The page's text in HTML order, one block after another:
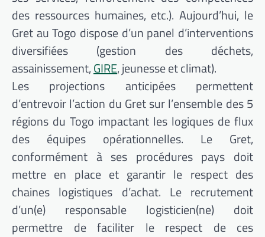
des ressources humaines, etc.). Aujourd’hui, le
Gret au Togo dispose d’un panel d’interventions
diversifiées (gestion des déchets,
assainissement,GIRE, jeunesse et climat).
Les projections anticipées permettent
d’entrevoir l’action du Gret sur l’ensemble des 5
régions du Togo impactant les logiques de flux
des équipes opérationnelles. Le Gret,
conformément à ses procédures pays doit
mettre en place et garantir le respect des
chaines logistiques d’achat. Le recrutement
d’un(e) responsable logisticien(ne) doit
permettre de faciliter le respect de ces